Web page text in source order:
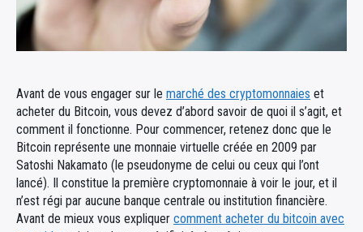
Avant de vous engager sur le marché des cryptomonnaies et
acheter du Bitcoin, vous devez d’abord savoir de quoi il s’agit, et
comment il fonctionne. Pour commencer, retenez donc que le
Bitcoin représente une monnaie virtuelle créée en 2009 par
Satoshi Nakamato (le pseudonyme de celui ou ceux qui l’ont
lancé). Il constitue la première cryptomonnaie à voir le jour, et il
n’est régi par aucune banque centrale ou institution financière.
Avant de mieux vous expliquer comment acheter du bitcoin avec